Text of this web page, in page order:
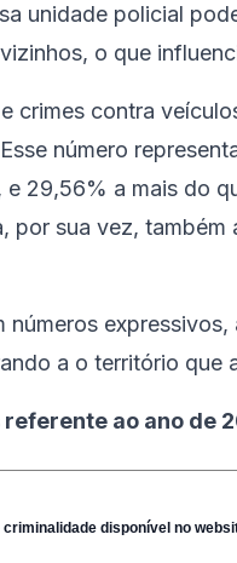
unidade policial
o que
crimes contra
número
29,56% a mais do
por sua vez, também
números
a o território que
ao ano de
criminalidade disponível no